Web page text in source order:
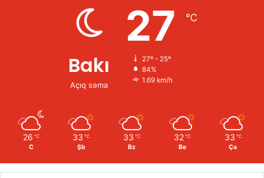
Bakı
Açıq səma
27 ℃
27º - 25º
84%
1.69 km/h
26 ℃
C
33 ℃
Şb
33 ℃
Bz
32 ℃
Be
33 ℃
Ça